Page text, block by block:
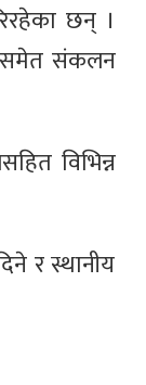
छन् ।
समेत संकलन
विभिन्न
र स्थानीय